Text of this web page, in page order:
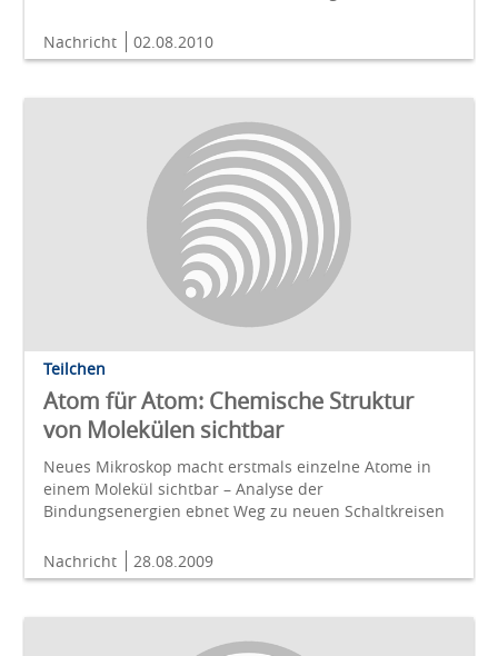
Nachricht 02.08.2010
Teilchen
Atom für Atom: Chemische Struktur
von Molekülen sichtbar
Neues Mikroskop macht erstmals einzelne Atome in
einem Molekül sichtbar – Analyse der
Bindungsenergien ebnet Weg zu neuen Schaltkreisen
Nachricht 28.08.2009